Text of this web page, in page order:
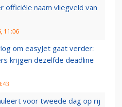
officiële naam vliegveld van
11:06
om easyJet gaat verder:
krijgen dezelfde deadline
voor tweede dag op rij